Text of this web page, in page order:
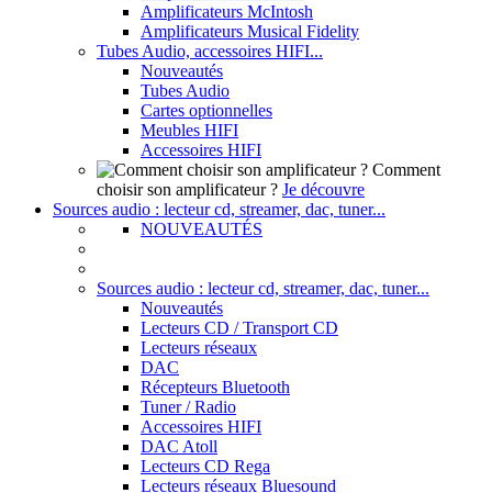
Amplificateurs McIntosh
Amplificateurs Musical Fidelity
Tubes Audio, accessoires HIFI...
Nouveautés
Tubes Audio
Cartes optionnelles
Meubles HIFI
Accessoires HIFI
Comment
choisir son amplificateur ? Je découvre
Sources audio : lecteur cd, streamer, dac, tuner...
NOUVEAUTÉS
Sources audio : lecteur cd, streamer, dac, tuner...
Nouveautés
Lecteurs CD / Transport CD
Lecteurs réseaux
DAC
Récepteurs Bluetooth
Tuner / Radio
Accessoires HIFI
DAC Atoll
Lecteurs CD Rega
Lecteurs réseaux Bluesound